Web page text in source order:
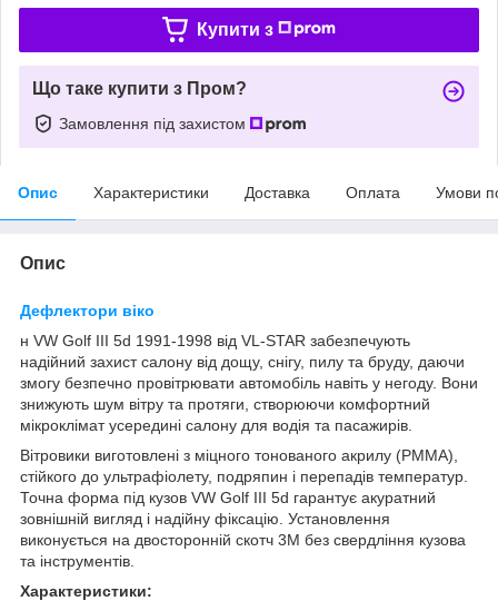
Купити з
Що таке купити з Пром?
Замовлення під захистом
Опис Характеристики Доставка Оплата Умови
Опис
Дефлектори віко
н VW Golf III 5d 1991-1998 від VL-STAR забезпечують
надійний захист салону від дощу, снігу, пилу та бруду, даючи
змогу безпечно провітрювати автомобіль навіть у негоду. Вони
знижують шум вітру та протяги, створюючи комфортний
мікроклімат усередині салону для водія та пасажирів.
Вітровики виготовлені з міцного тонованого акрилу (PMMA),
стійкого до ультрафіолету, подряпин і перепадів температур.
Точна форма під кузов VW Golf III 5d гарантує акуратний
зовнішній вигляд і надійну фіксацію. Установлення
виконується на двосторонній скотч 3M без свердління кузова
та інструментів.
Характеристики: